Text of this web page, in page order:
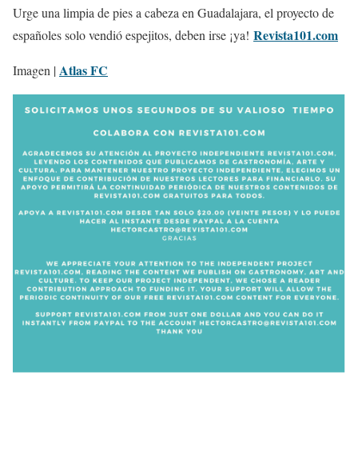
Urge una limpia de pies a cabeza en Guadalajara, el proyecto de
españoles solo vendió espejitos, deben irse ¡ya! Revista101.com
Imagen |Atlas FC